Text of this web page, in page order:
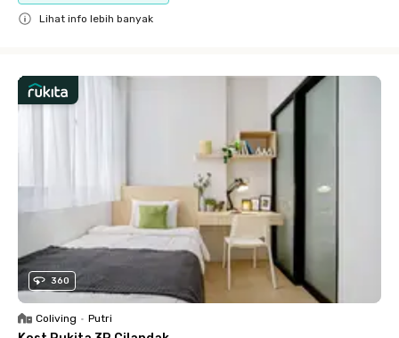
Lihat info lebih banyak
360
Coliving • Putri